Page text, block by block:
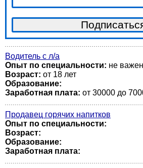
Водитель с л/а
Опыт по специальности: не важен
Возраст: от 18 лет
Образование:
Заработная плата: от 30000 до
Продавец горячих напитков
Опыт по специальности:
Возраст:
Образование:
Заработная плата: